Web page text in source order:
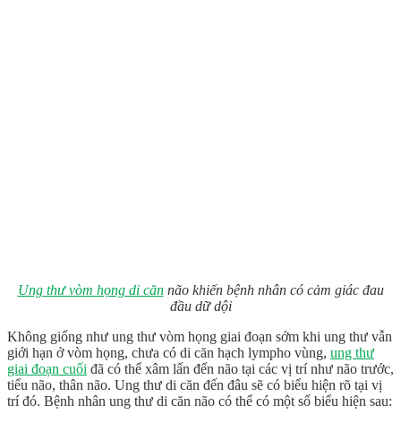
Ung thư vòm họng di cănnão khiến bệnh nhân có cảm giác đau
đầu dữ dội
Không giống như ung thư vòm họng giai đoạn sớm khi ung thư vẫn
giới hạn ở vòm họng, chưa có di căn hạch lympho vùng, ung thư
giai đoạn cuối đã có thể xâm lấn đến não tại các vị trí như não trước,
tiểu não, thân não. Ung thư di căn đến đâu sẽ có biểu hiện rõ tại vị
trí đó. Bệnh nhân ung thư di căn não có thể có một số biểu hiện sau: